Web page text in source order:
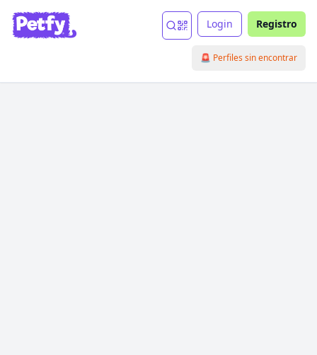
Login Registro
🚨 Perfiles sin encontrar